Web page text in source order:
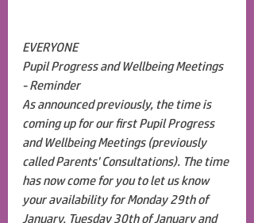
EVERYONE
Pupil Progress and Wellbeing Meetings
- Reminder
As announced previously, the time is
coming up for our first Pupil Progress
and Wellbeing Meetings (previously
called Parents' Consultations). The time
has now come for you to let us know
your availability for Monday 29th of
January, Tuesday 30th of January and